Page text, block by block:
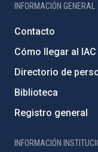
INFORMACIÓN GENERAL
Contacto
Cómo llegar al IAC
Directorio de
Biblioteca
Registro general
INFORMACIÓN